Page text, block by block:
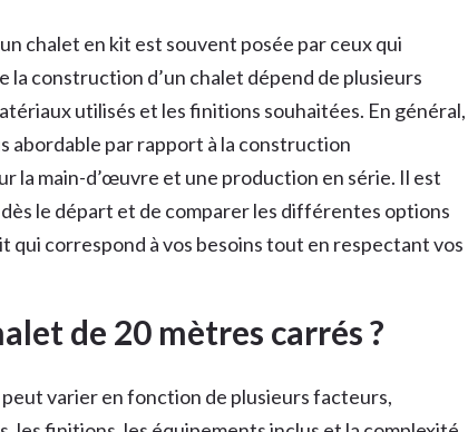
chalet en kit est souvent posée par ceux qui
construction d’un chalet dépend de plusieurs
utilisés et les finitions souhaitées. En général,
abordable par rapport à la construction
la main-d’œuvre et une production en série. Il est
le départ et de comparer les différentes options
qui correspond à vos besoins tout en respectant vos
de 20 mètres carrés ?
varier en fonction de plusieurs facteurs,